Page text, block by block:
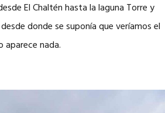
El Chaltén hasta la laguna Torre y
donde se suponía que veríamos el
nada.